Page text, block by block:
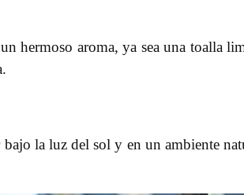
hermoso aroma, ya sea una toalla
bajo la luz del sol y en un ambiente